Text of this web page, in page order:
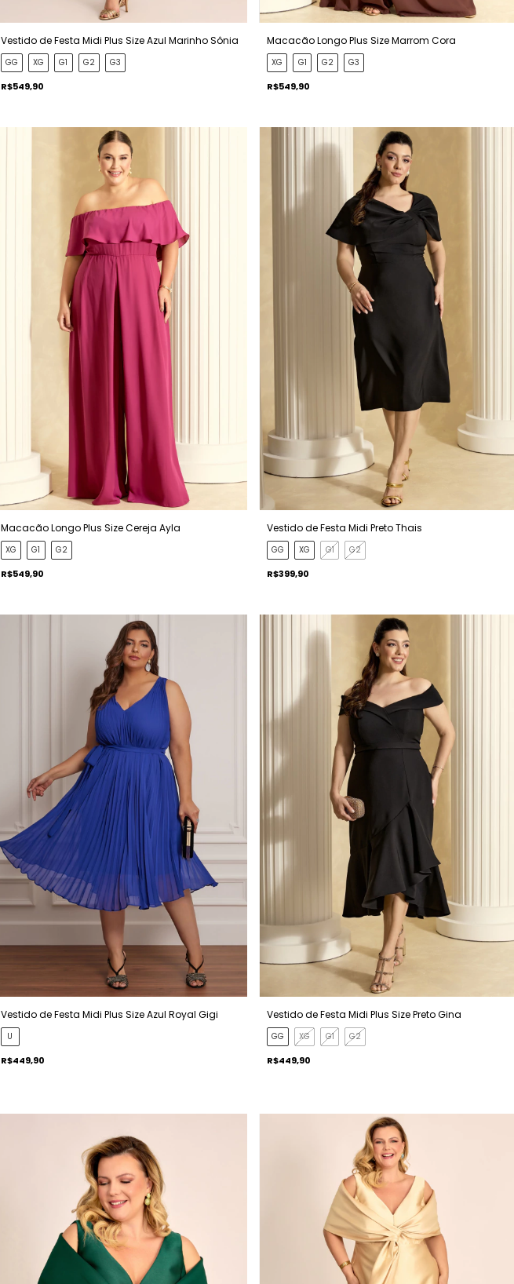
Vestido de Festa Midi Plus Size Azul Marinho Sônia
GG XG G1 G2 G3
R$549,90
Macacão Longo Plus Size Marrom Cora
XG G1 G2 G3
R$549,90
Macacão Longo Plus Size Cereja Ayla
XG G1 G2
R$549,90
Vestido de Festa Midi Preto Thais
GG XG G1 G2
R$399,90
Vestido de Festa Midi Plus Size Azul Royal Gigi
U
R$449,90
Vestido de Festa Midi Plus Size Preto Gina
GG XG G1 G2
R$449,90